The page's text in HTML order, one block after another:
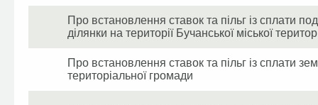
Про встановлення ставок та пільг із сплати
ділянки на території Бучанської міської
Про встановлення ставок та пільг із сплати
територіальної громади